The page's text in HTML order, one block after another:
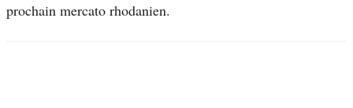
prochain mercato rhodanien.